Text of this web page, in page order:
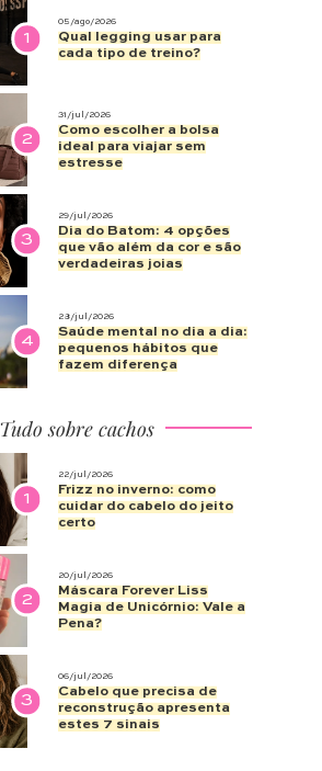
1
05/ago/2026
Qual legging usar para
cada tipo de treino?
2
31/jul/2026
Como escolher a bolsa
ideal para viajar sem
estresse
3
29/jul/2026
Dia do Batom: 4 opções
que vão além da cor e são
verdadeiras joias
4
28/jul/2026
Saúde mental no dia a dia:
pequenos hábitos que
fazem diferença
Tudo sobre cachos
1
22/jul/2026
Frizz no inverno: como
cuidar do cabelo do jeito
certo
2
20/jul/2026
Máscara Forever Liss
Magia de Unicórnio: Vale a
Pena?
3
06/jul/2026
Cabelo que precisa de
reconstrução apresenta
estes 7 sinais